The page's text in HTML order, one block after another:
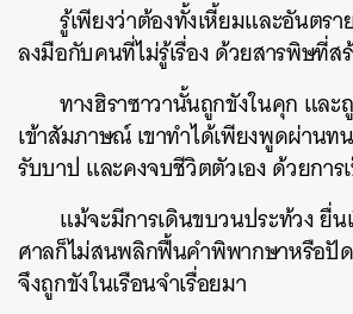
รู้เพียงว่าต้องทั้งเหี้ยมและอันตรา
ลงมือกับคนที่ไม่รู้เรื่อง ด้วยสารพิษที่ส
ทางฮิราซาวานั้นถูกขังในคุก และ
เข้าสัมภาษณ์ เขาทำได้เพียงพูดผ่านท
รับบาป และคงจบชีวิตตัวเอง ด้วยกา
แม้จะมีการเดินขบวนประท้วง ยื่
ศาลก็ไม่สนพลิกฟื้นคำพิพากษาหรือ
จึงถูกขังในเรือนจำเรื่อยมา